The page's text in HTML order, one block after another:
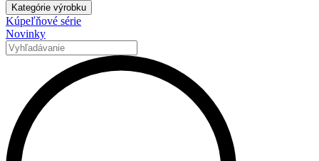
Kategórie výrobku
Kúpeľňové série
Novinky